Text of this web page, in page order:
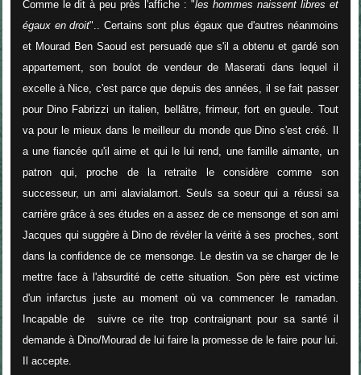
Comme le dit à peu près l'affiche : "les hommes naissent libres et
égaux en droit".. Certains sont plus égaux que d'autres néanmoins
et Mourad Ben Saoud est persuadé que s'il a obtenu et gardé son
appartement, son boulot de vendeur de Maserati dans lequel il
excelle à Nice, c'est parce que depuis des années, il se fait passer
pour Dino Fabrizzi un italien, bellâtre, frimeur, fort en gueule. Tout
va pour le mieux dans le meilleur du monde que Dino s'est créé. Il
a une fiancée qu'il aime et qui le lui rend, une famille aimante, un
patron qui, proche de la retraite le considère comme son
successeur, un ami alavialamort. Seuls sa soeur qui a réussi sa
carrière grâce à ses études en a assez de ce mensonge et son ami
Jacques qui suggère à Dino de révéler la vérité à ses proches, sont
dans la confidence de ce mensonge. Le destin va se charger de le
mettre face à l'absurdité de cette situation. Son père est victime
d'un infarctus juste au moment où va commencer le ramadan.
Incapable de suivre ce rite trop contraignant pour sa santé il
demande à Dino/Mourad de lui faire la promesse de le faire pour lui.
Il accepte.